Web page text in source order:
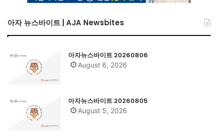
아자 뉴스바이트 | AJA Newsbites
아자뉴스바이트 20260806
August 6, 2026
아자뉴스바이트 20260805
August 5, 2026